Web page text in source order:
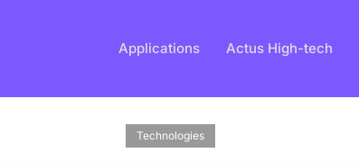
Applications Actus High-tech
Technologies